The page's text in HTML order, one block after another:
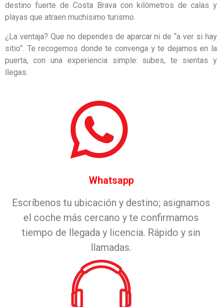
destino fuerte de Costa Brava con kilómetros de calas y
playas que atraen muchísimo turismo.
¿La ventaja? Que no dependes de aparcar ni de “a ver si hay
sitio”. Te recogemos donde te convenga y te dejamos en la
puerta, con una experiencia simple: subes, te sientas y
llegas.
Whatsapp
Escríbenos tu ubicación y destino; asignamos
el coche más cercano y te confirmamos
tiempo de llegada y licencia. Rápido y sin
llamadas.